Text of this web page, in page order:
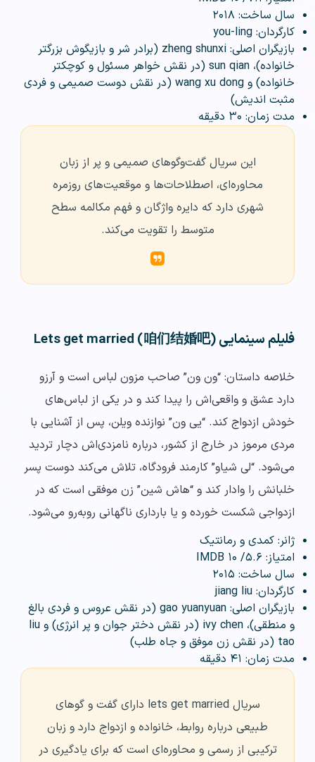
سال ساخت: ۲۰۱۸
کارگردان: you-ling
بازیگران اصلی: zheng shunxi (برادر شر و بازیگوش بزرگتر
خانواده)، sun qian (در نقش خواهر مسئول و کوچکتر
خانواده) و wang xu dong (در نقش دوست صمیمی و فردی
مثبت اندیش)
مدت زمان: ۳۰ دقیقه
این سریال گفت‌وگوهای صمیمی و پر از زبان
محاوره‌ای، اصطلاحات‌ها و موقعیت‌های روزمره
شهری دارد که دایره‌ واژگان و فهم مکالمه سطح
متوسط را تقویت می‌کند.
فلیلم سینمایی Lets get married (咱们结婚吧)
خلاصه داستان: “ون ون” صاحب مزون لباس است و آرزو
دارد عشق و واقعی‌اش را پیدا کند و در یکی از لباس‌های
خودش ازدواج کند. “یی ون” نوازنده ویلن، پس از آشنایی با
مردی مرموز در خارج از کشور، درباره نامزدی‌اش دچار تردید
می‌شود. “لی شیاو” کارمند فرودگاه، تلاش می‌کند دوست پسر
خلبانش را وادار کند و “هاش شین” زن موفقی است که در
ازدواجی شکست خورده و یا بارداری ناگهانی روبه‌رو می‌شود.
ژانر: کمدی و رمانتیک
امتیاز: ۵.۶/ ۱۰ IMDB
سال ساخت: ۲۰۱۵
کارگردان: jiang liu
بازیگران اصلی: gao yuanyuan (در نقش عروس و فردی بالغ
و منطقی)، ivy chen (در نقش دختر جوان و پر انرژی) و liu
tao (در نقش زن موفق و جاه طلب)
مدت زمان: ۴۱ دقیقه
سریال lets get married دارای گفت و گوهای
طبیعی درباره روابط، خانواده و ازدواج دارد و زبان
ترکیبی از رسمی و محاوره‌ای است که برای یادگیری در